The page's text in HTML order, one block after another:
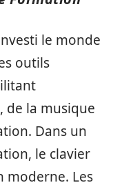
le monde
outils
de la musique
Dans un
le clavier
moderne. Les